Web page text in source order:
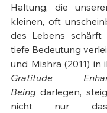
Haltung, die
kleinen, oft
des Lebens schärft
tiefe Bedeutung
und Mishra (2011) in
Gratitude
Being darlegen,
nicht nur das